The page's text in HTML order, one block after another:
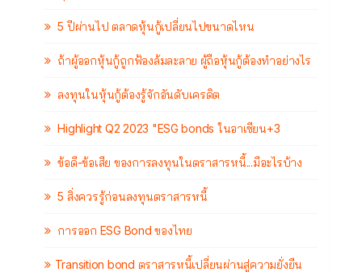
5 ปีผ่านไป ตลาดหุ้นกู้เปลี่ยนไปขนาดไหน
ถ้าผู้ออกหุ้นกู้ถูกฟ้องล้มละลาย ผู้ถือหุ้นกู้ต้องทำอย่างไร
ลงทุนในหุ้นกู้ต้องรู้จักอันดับเครดิต
Highlight Q2 2023 "ESG bonds ในอาเซียน+3
ข้อดี-ข้อเสีย ของการลงทุนในตราสารหนี้...มีอะไรบ้าง
5 สิ่งควรรู้ก่อนลงทุนตราสารหนี้
การออก ESG Bond ของไทย
Transition bond ตราสารหนี้เปลี่ยนผ่านสู่ความยั่งยืน